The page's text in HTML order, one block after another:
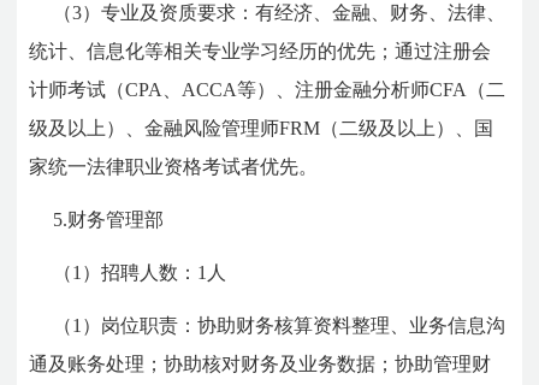
（3）专业及资质要求：有经济、金融、财务、法律、
统计、信息化等相关专业学习经历的优先；通过注册会
计师考试（CPA、ACCA等）、注册金融分析师CFA（二
级及以上）、金融风险管理师FRM（二级及以上）、国
家统一法律职业资格考试者优先。
5.财务管理部
（1）招聘人数：1人
（1）岗位职责：协助财务核算资料整理、业务信息沟
通及账务处理；协助核对财务及业务数据；协助管理财